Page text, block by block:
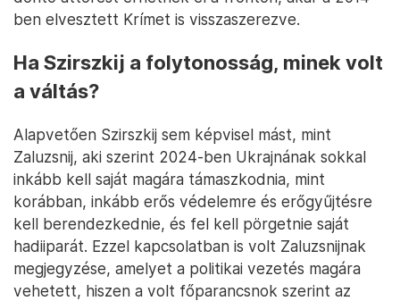
ben elvesztett Krímet is visszaszerezve.
Ha Szirszkij a folytonosság, minek volt
a váltás?
Alapvetően Szirszkij sem képvisel mást, mint
Zaluzsnij, aki szerint 2024-ben Ukrajnának sokkal
inkább kell saját magára támaszkodnia, mint
korábban, inkább erős védelemre és erőgyűjtésre
kell berendezkednie, és fel kell pörgetnie saját
hadiiparát. Ezzel kapcsolatban is volt Zaluzsnijnak
megjegyzése, amelyet a politikai vezetés magára
vehetett, hiszen a volt főparancsnok szerint az